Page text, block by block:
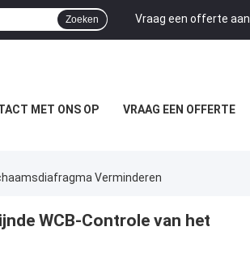
Vraag een offerte aan
Zoeken
MET ONS OP VRAAG EEN OFFERTE
Verminderen
WCB-Controle van het